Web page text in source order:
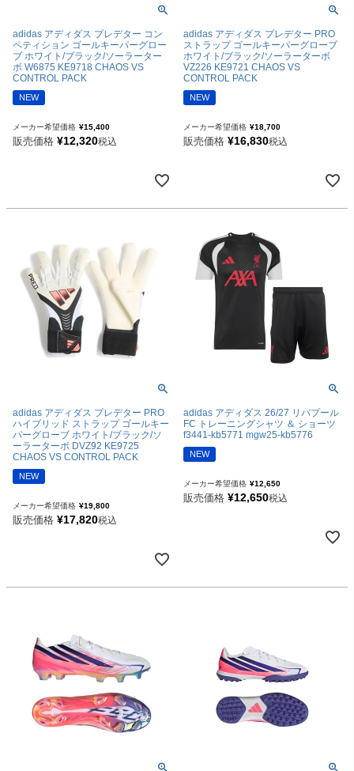
adidas アディダス プレデター コン
ペティション ゴールキーパーグロー
ブ ホワイト/ブラック/ソーラーター
ボ W6875 KE9718 CHAOS VS
CONTROL PACK
NEW
メーカー希望価格 ¥15,400
販売価格 ¥12,320税込
adidas アディダス プレデター PRO
ストラップ ゴールキーパーグローブ
ホワイト/ブラック/ソーラーターボ
VZ226 KE9721 CHAOS VS
CONTROL PACK
NEW
メーカー希望価格 ¥18,700
販売価格 ¥16,830税込
adidas アディダス プレデター PRO
ハイブリッド ストラップ ゴールキー
パーグローブ ホワイト/ブラック/ソ
ーラーターボ DVZ92 KE9725
CHAOS VS CONTROL PACK
NEW
メーカー希望価格 ¥19,800
販売価格 ¥17,820税込
adidas アディダス 26/27 リバプール
FC トレーニングシャツ ＆ ショーツ
f3441-kb5771 mgw25-kb5776
NEW
メーカー希望価格 ¥12,650
販売価格 ¥12,650税込